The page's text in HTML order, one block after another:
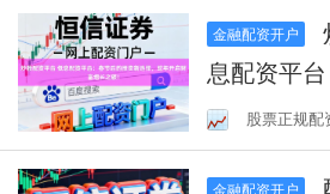
金融配资开户
炒股配资平台 低
息配资平
新选择，蛇
之旅！
股票正规配
金融配资开户